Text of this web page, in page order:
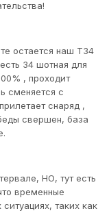
остается наш Т34
34 шотная для
, проходит
сменяется с
снаряд ,
свершен, база
НО, тут есть
временные
таких как